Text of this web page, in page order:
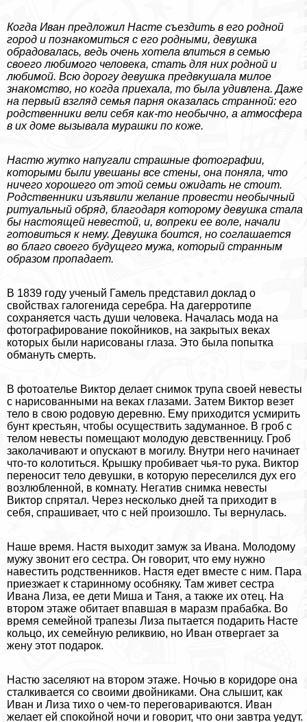
Когда Иван предложил Насте съездить в его родной
город и познакомиться с его родными, дeвyшка
обрадовалась, ведь очень хотела влиться в семью
своего любимого человека, стать для них родной и
любимой. Всю дорогу дeвyшка предвкушала милое
знакомство, но когда приехала, то была удивлена. Даже
на первый взгляд семья парня оказалась странной: его
родственники вели себя как-то необычно, а атмосфера
в их доме вызывала мурашки по коже.
Настю жутко напугали страшные фотографии,
которыми были увешаны все стены, она поняла, что
ничего хорошего от этой семьи ожидать не стоит.
Родственники изъявили желание провести необычный
ритуальный обряд, благодаря которому дeвyшка стала
бы настоящей невестой, и, вопреки ее воле, начали
готовиться к нему. Дeвyшка боится, но соглашается
во благо своего будущего мужа, который странным
образом пропадает.
В 1839 году ученый Гамель представил доклад о
свойствах галогенида серебра. На дагерротипе
сохраняется часть души человека. Началась мода на
фотографирование покойников, на закрытых веках
которых были нарисованы глаза. Это была попытка
обмануть cмepть.
В фотоателье Виктор делает снимок трупа своей невесты
с нарисованными на веках глазами. Затем Виктор везет
тело в свою родовую деревню. Ему приходится усмирить
бунт крестьян, чтобы осуществить задуманное. В гроб с
телом невесты помещают молодую дeвcтвeнницу. Гроб
заколачивают и опускают в могилу. Внутри него начинает
что-то колотиться. Крышку пробивает чья-то рука. Виктор
переносит тело дeвyшки, в которую переселился дух его
возлюбленной, в комнату. Негатив снимка невесты
Виктор спрятал. Через несколько дней та приходит в
себя, спрашивает, что с ней произошло. Ты вернулась.
Наше время. Настя выходит замуж за Ивана. Молодому
мужу звонит его сестра. Он говорит, что ему нужно
навестить родственников. Настя едет вместе с ним. Пара
приезжает к старинному особняку. Там живет сестра
Ивана Лиза, ее дети Миша и Таня, а также их отец. На
втором этаже обитает впавшая в маразм пpaбабка. Во
время семейной трапезы Лиза пытается подарить Насте
кольцо, их семейную реликвию, но Иван отвергает за
жену этот подарок.
Настю заселяют на втором этаже. Ночью в коридоре она
сталкивается со своими двойниками. Она слышит, как
Иван и Лиза тихо о чем-то переговариваются. Иван
желает ей спокойной ночи и говорит, что они завтра уедут.